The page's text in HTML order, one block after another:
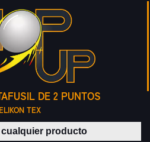
DE 2 PUNTOS
TEX
Buscar productos